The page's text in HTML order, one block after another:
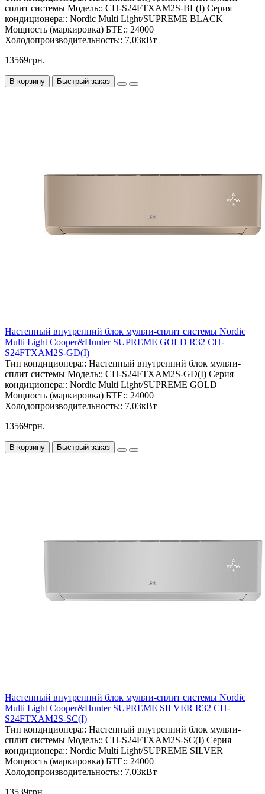
сплит системы Модель:: CH-S24FTXAM2S-BL(I) Серия
кондиционера:: Nordic Multi Light/SUPREME BLACK
Мощность (маркировка) БТЕ:: 24000
Холодопроизводительность:: 7,03кВт
13569грн.
В корзину Быстрый заказ
Настенный внутренний блок мульти-сплит системы Nordic
Multi Light Cooper&Hunter SUPREME GOLD R32 CH-
S24FTXAM2S-GD(I)
Тип кондиционера:: Настенный внутренний блок мульти-
сплит системы Модель:: CH-S24FTXAM2S-GD(I) Серия
кондиционера:: Nordic Multi Light/SUPREME GOLD
Мощность (маркировка) БТЕ:: 24000
Холодопроизводительность:: 7,03кВт
13569грн.
В корзину Быстрый заказ
Настенный внутренний блок мульти-сплит системы Nordic
Multi Light Cooper&Hunter SUPREME SILVER R32 CH-
S24FTXAM2S-SC(I)
Тип кондиционера:: Настенный внутренний блок мульти-
сплит системы Модель:: CH-S24FTXAM2S-SC(I) Серия
кондиционера:: Nordic Multi Light/SUPREME SILVER
Мощность (маркировка) БТЕ:: 24000
Холодопроизводительность:: 7,03кВт